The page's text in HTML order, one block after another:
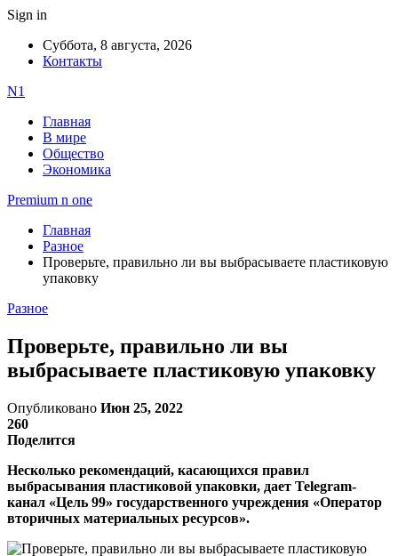
Sign in
Суббота, 8 августа, 2026
Контакты
N1
Главная
В мире
Общество
Экономика
Premium n one
Главная
Разное
Проверьте, правильно ли вы выбрасываете пластиковую
упаковку
Разное
Проверьте, правильно ли вы
выбрасываете пластиковую упаковку
Опубликовано Июн 25, 2022
260
Поделится
Несколько рекомендаций, касающихся правил
выбрасывания пластиковой упаковки, дает Telegram-
канал «Цель 99» государственного учреждения «Оператор
вторичных материальных ресурсов».